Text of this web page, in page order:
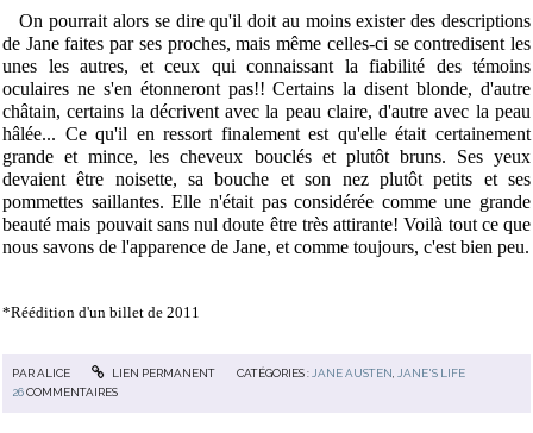
On pourrait alors se dire qu'il doit au moins exister des descriptions
de Jane faites par ses proches, mais même celles-ci se contredisent les
unes les autres, et ceux qui connaissant la fiabilité des témoins
oculaires ne s'en étonneront pas!! Certains la disent blonde, d'autre
châtain, certains la décrivent avec la peau claire, d'autre avec la peau
hâlée... Ce qu'il en ressort finalement est qu'elle était certainement
grande et mince, les cheveux bouclés et plutôt bruns. Ses yeux
devaient être noisette, sa bouche et son nez plutôt petits et ses
pommettes saillantes. Elle n'était pas considérée comme une grande
beauté mais pouvait sans nul doute être très attirante! Voilà tout ce que
nous savons de l'apparence de Jane, et comme toujours, c'est bien peu.
*Réédition d'un billet de 2011
PARALICE LIEN PERMANENT CATÉGORIES :JANE AUSTEN,JANE'S LIFE
26COMMENTAIRES